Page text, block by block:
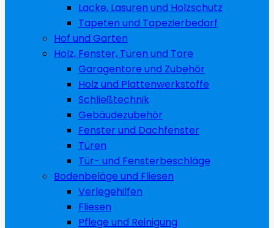
Lacke, Lasuren und Holzschutz
Tapeten und Tapezierbedarf
Hof und Garten
Holz, Fenster, Türen und Tore
Garagentore und Zubehör
Holz und Plattenwerkstoffe
Schließtechnik
Gebäudezubehör
Fenster und Dachfenster
Türen
Tür- und Fensterbeschläge
Bodenbeläge und Fliesen
Verlegehilfen
Fliesen
Pflege und Reinigung